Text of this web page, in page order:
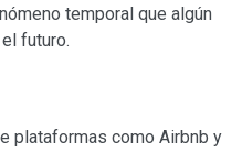
temporal que algún
futuro.
plataformas como Airbnb y